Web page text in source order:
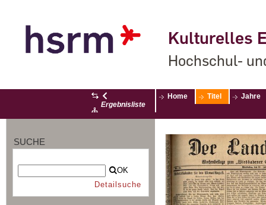
Kulturelles
Hochschul-
Ergebnisliste
Home Titel Jahre
SUCHE
OK
Detailsuche